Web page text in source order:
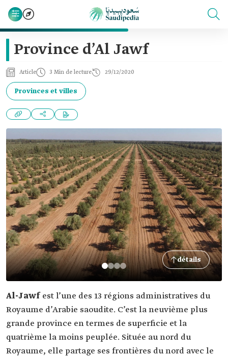
Province d’Al Jawf
Article 3 Min de lecture 29/12/2020
Provinces et villes
détails
Al-Jawfest l’une des 13 régions administratives du
Royaume d’Arabie saoudite. C’est la neuvième plus
grande province en termes de superficie et la
quatrième la moins peuplée. Située au nord du
Royaume, elle partage ses frontières du nord avec le